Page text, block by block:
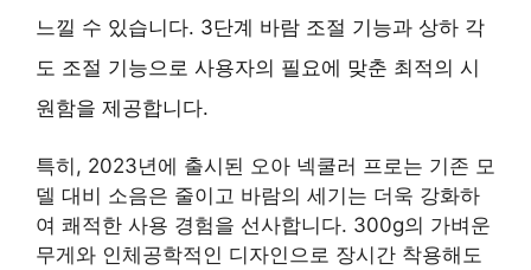
느낄 수 있습니다. 3단계 바람 조절 기능과 상하 각
도 조절 기능으로 사용자의 필요에 맞춘 최적의 시
원함을 제공합니다.
특히, 2023년에 출시된 오아 넥쿨러 프로는 기존 모
델 대비 소음은 줄이고 바람의 세기는 더욱 강화하
여 쾌적한 사용 경험을 선사합니다. 300g의 가벼운
무게와 인체공학적인 디자인으로 장시간 착용해도